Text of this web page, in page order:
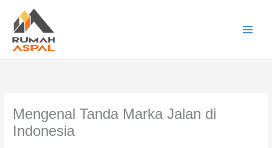
konten
Mengenal Tanda Marka Jalan di
Indonesia